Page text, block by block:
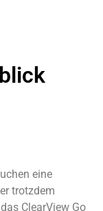
eine
trotzdem
ClearView Go